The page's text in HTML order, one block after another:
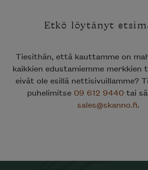
Etkö löytänyt
Tiesithän, että kauttamme on
kaikkien edustamiemme
eivät ole esillä nettisivuillamme?
puhelimitse 09 612 9440tai
sales@skanno.fi.